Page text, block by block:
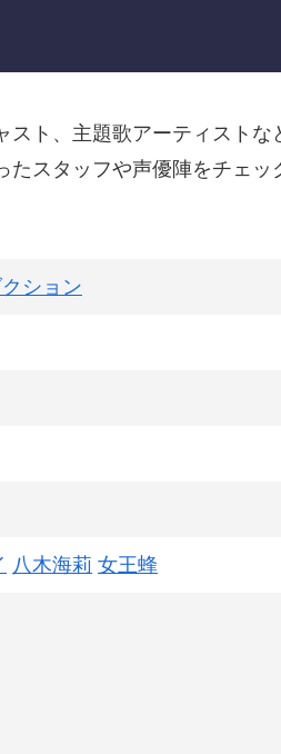
スト、主題歌アーティストな
スタッフや声優陣をチェッ
ション
八木海莉 女王蜂